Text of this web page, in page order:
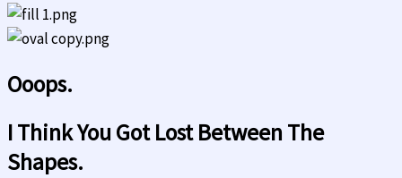
Ooops.
I Think You Got Lost Between The
Shapes.